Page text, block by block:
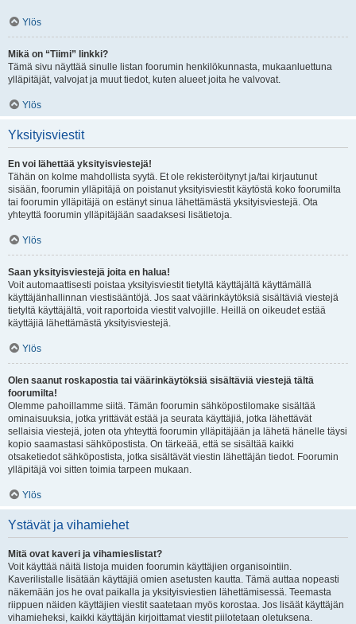
Ylös
Mikä on “Tiimi” linkki?
Tämä sivu näyttää sinulle listan foorumin henkilökunnasta, mukaanluettuna
ylläpitäjät, valvojat ja muut tiedot, kuten alueet joita he valvovat.
Ylös
Yksityisviestit
En voi lähettää yksityisviestejä!
Tähän on kolme mahdollista syytä. Et ole rekisteröitynyt ja/tai kirjautunut
sisään, foorumin ylläpitäjä on poistanut yksityisviestit käytöstä koko foorumilta
tai foorumin ylläpitäjä on estänyt sinua lähettämästä yksityisviestejä. Ota
yhteyttä foorumin ylläpitäjään saadaksesi lisätietoja.
Ylös
Saan yksityisviestejä joita en halua!
Voit automaattisesti poistaa yksityisviestit tietyltä käyttäjältä käyttämällä
käyttäjänhallinnan viestisääntöjä. Jos saat väärinkäytöksiä sisältäviä viestejä
tietyltä käyttäjältä, voit raportoida viestit valvojille. Heillä on oikeudet estää
käyttäjiä lähettämästä yksityisviestejä.
Ylös
Olen saanut roskapostia tai väärinkäytöksiä sisältäviä viestejä tältä
foorumilta!
Olemme pahoillamme siitä. Tämän foorumin sähköpostilomake sisältää
ominaisuuksia, jotka yrittävät estää ja seurata käyttäjiä, jotka lähettävät
sellaisia viestejä, joten ota yhteyttä foorumin ylläpitäjään ja lähetä hänelle täysi
kopio saamastasi sähköpostista. On tärkeää, että se sisältää kaikki
otsaketiedot sähköpostista, jotka sisältävät viestin lähettäjän tiedot. Foorumin
ylläpitäjä voi sitten toimia tarpeen mukaan.
Ylös
Ystävät ja vihamiehet
Mitä ovat kaveri ja vihamieslistat?
Voit käyttää näitä listoja muiden foorumin käyttäjien organisointiin.
Kaverilistalle lisätään käyttäjiä omien asetusten kautta. Tämä auttaa nopeasti
näkemään jos he ovat paikalla ja yksityisviestien lähettämisessä. Teemasta
riippuen näiden käyttäjien viestit saatetaan myös korostaa. Jos lisäät käyttäjän
vihamieheksi, kaikki käyttäjän kirjoittamat viestit piilotetaan oletuksena.